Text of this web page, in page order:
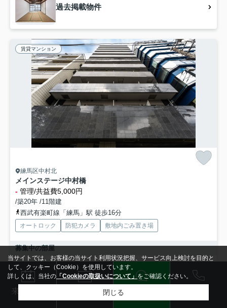
過去掲載物件
賃貸マンション
練馬区中村北
メインステージ中村橋
- 管理/共益費5,000円
/築20年 /11階建
西武有楽町線「練馬」駅 徒歩16分
オートロック 防犯カメラ 敷地内ごみ置き場
募集中の部屋
過去掲載物件
来店予約
当サイトでは、お客様の当サイト利用状況把握、サービス向上検討を目的と
して、クッキー（Cookie）を使用しています。
詳しくは、当社の 「Cookieの取扱いについて」をご確認ください。
閉じる